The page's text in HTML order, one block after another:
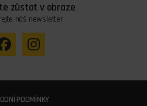
zůstat v obraze
náš newsletter
PODMÍNKY